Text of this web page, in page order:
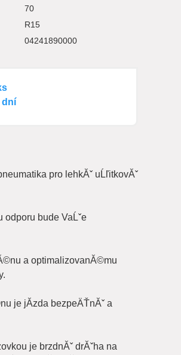
70
R15
04241890000
dní
pro lehkĂˇ uĹľitkovĂˇ
bude VaĹˇe
a optimalizovanĂ©mu
je jĂ­zda bezpeÄŤnĂˇ a
je brzdnĂˇ drĂˇha na